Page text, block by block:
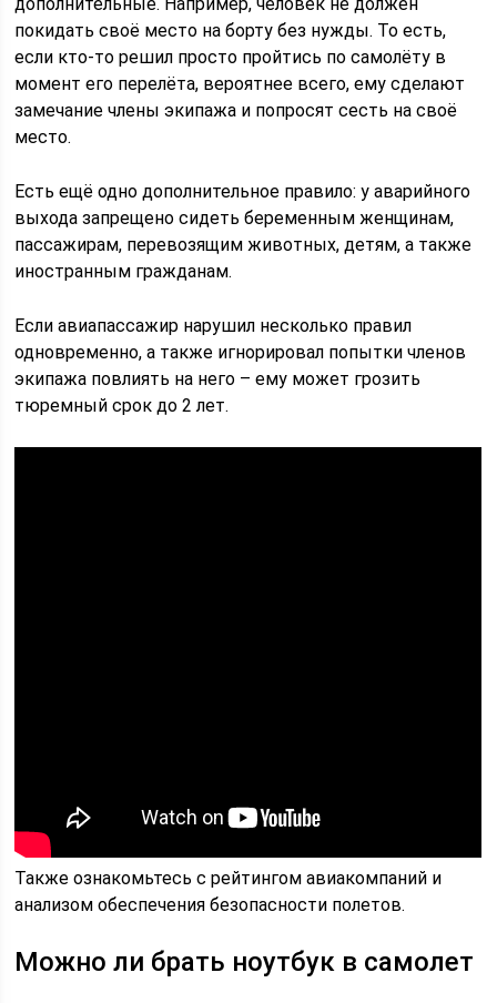
покидать своё место на борту без нужды. То есть,
если кто-то решил просто пройтись по самолёту в
момент его перелёта, вероятнее всего, ему сделают
замечание члены экипажа и попросят сесть на своё
место.
Есть ещё одно дополнительное правило: у аварийного
выхода запрещено сидеть беременным женщинам,
пассажирам, перевозящим животных, детям, а также
иностранным гражданам.
Если авиапассажир нарушил несколько правил
одновременно, а также игнорировал попытки членов
экипажа повлиять на него – ему может грозить
тюремный срок до 2 лет.
Также ознакомьтесь с рейтингом авиакомпаний и
анализом обеспечения безопасности полетов.
Можно ли брать ноутбук в самолет